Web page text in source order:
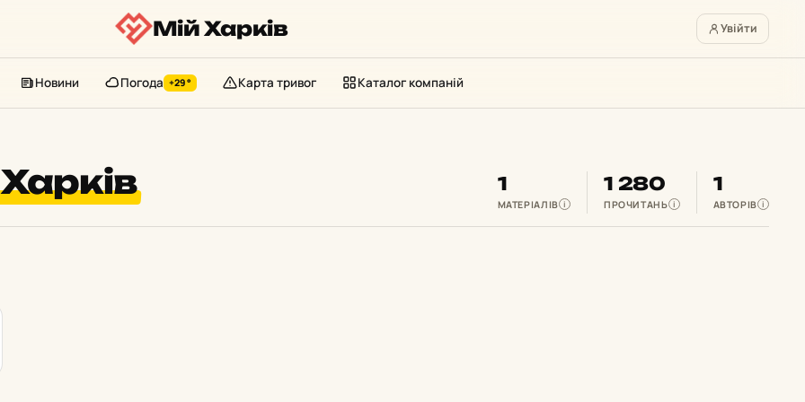
Мій Харків Увійти
Новини Погода +29° Карта тривог Каталог компаній
Харків 1
МАТЕРІАЛІВ i
1 280
ПРОЧИТАНЬ i
1
АВТОРІВ i